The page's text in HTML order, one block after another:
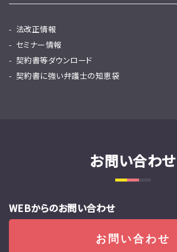
法改正情報
セミナー情報
契約書等ダウンロード
契約書に強い弁護士の知恵袋
お問い合わせ
WEBからのお問い合わせ
お問い合わせ